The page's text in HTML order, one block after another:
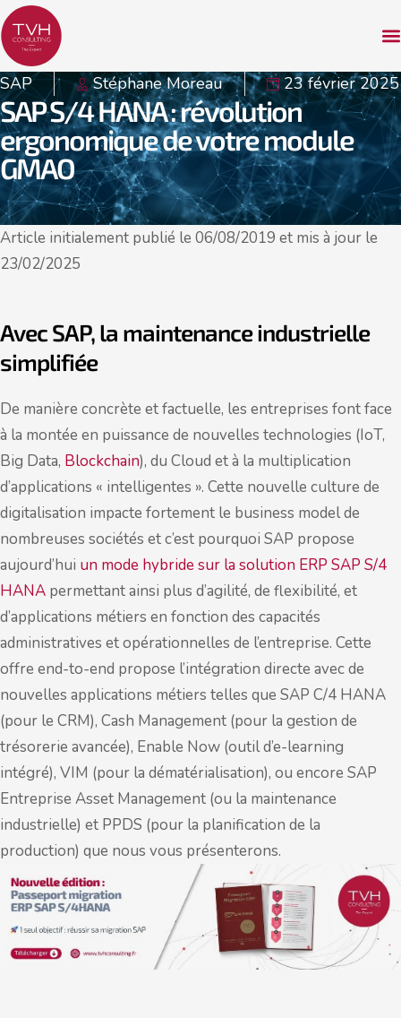
SAP Stéphane Moreau 23 février 2025
SAP S/4 HANA : révolution
ergonomique de votre module
GMAO
Article initialement publié le 06/08/2019 et mis à jour le
23/02/2025
Avec SAP, la maintenance industrielle
simplifiée
De manière concrète et factuelle, les entreprises font face
à la montée en puissance de nouvelles technologies (IoT,
Big Data, Blockchain), du Cloud et à la multiplication
d’applications « intelligentes ». Cette nouvelle culture de
digitalisation impacte fortement le business model de
nombreuses sociétés et c’est pourquoi SAP propose
aujourd’hui un mode hybride sur la solution ERP SAP S/4
HANA permettant ainsi plus d’agilité, de flexibilité, et
d’applications métiers en fonction des capacités
administratives et opérationnelles de l’entreprise. Cette
offre end-to-end propose l’intégration directe avec de
nouvelles applications métiers telles que SAP C/4 HANA
(pour le CRM), Cash Management (pour la gestion de
trésorerie avancée), Enable Now (outil d’e-learning
intégré), VIM (pour la dématérialisation), ou encore SAP
Entreprise Asset Management (ou la maintenance
industrielle) et PPDS (pour la planification de la
production) que nous vous présenterons.